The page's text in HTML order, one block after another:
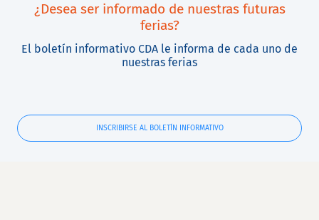
¿Desea ser informado de nuestras futuras
ferias?
El boletín informativo CDA le informa de cada uno de
nuestras ferias
INSCRIBIRSE AL BOLETÍN INFORMATIVO